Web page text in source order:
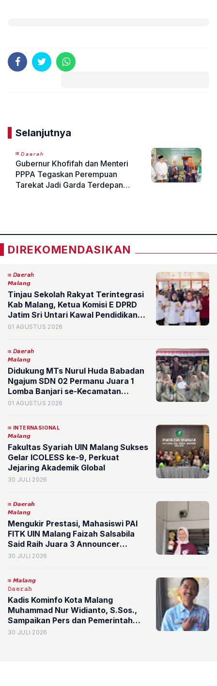
Selanjutnya
𝘋𝘢𝘦𝘳𝘢𝘩
Gubernur Khofifah dan Menteri
PPPA Tegaskan Perempuan
Tarekat Jadi Garda Terdepan
DIREKOMENDASIKAN
𝘋𝘢𝘦𝘳𝘢𝘩
𝙈𝙖𝙡𝙖𝙣𝙜
Tinjau Sekolah Rakyat Terintegrasi
Kab Malang, Ketua Komisi E DPRD
Jatim Sri Untari Kawal Pendidikan
Gratis yang Aman bagi Siswa
01 AGUSTUS 2026
𝘋𝘢𝘦𝘳𝘢𝘩
𝙈𝙖𝙡𝙖𝙣𝙜
Didukung MTs Nurul Huda Babadan
Ngajum SDN 02 Permanu Juara 1
Lomba Banjari se-Kecamatan
Pakisaji, Siap Cetak Prestasi Lebih
01 AGUSTUS 2026
INTERNASIONAL
𝙈𝙖𝙡𝙖𝙣𝙜
Fakultas Syariah UIN Malang Sukses
Gelar ICOLESS ke-9, Perkuat
Jejaring Akademik Global
30 JULI 2026
𝘿𝙖𝙚𝙧𝙖𝙝
𝙈𝙖𝙡𝙖𝙣𝙜
Mengukir Prestasi, Mahasiswi PAI
FITK UIN Malang Faizah Salsabila
Said Raih Juara 3 Announcer
Competition Festival Retorika 2026
30 JULI 2026
𝙈𝙖𝙡𝙖𝙣𝙜
𝙳𝚊𝚎𝚛𝚊𝚑
Kadis Kominfo Kota Malang
Muhammad Nur Widianto, S.Sos.,
Sampaikan Pers dan Pemerintah
Harus Perkuat Dialog
30 JULI 2026